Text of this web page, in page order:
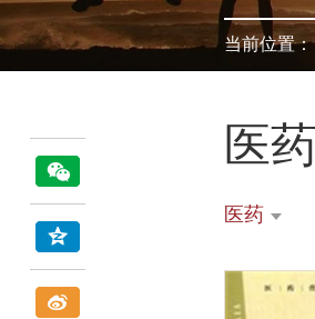
当前位置：
医药
医药